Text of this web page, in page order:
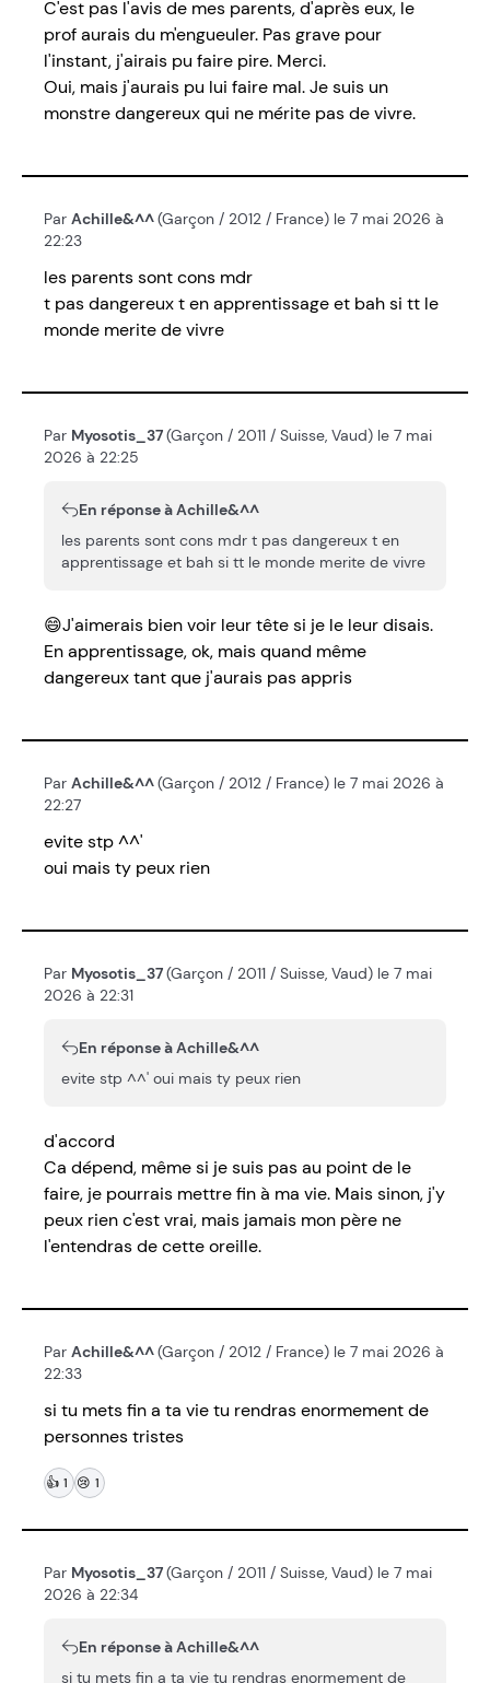
C'est pas l'avis de mes parents, d'après eux, le
prof aurais du m'engueuler. Pas grave pour
l'instant, j'airais pu faire pire. Merci.
Oui, mais j'aurais pu lui faire mal. Je suis un
monstre dangereux qui ne mérite pas de vivre.
Par Achille&^^(Garçon / 2012 / France) le 7 mai 2026 à
22:23
les parents sont cons mdr
t pas dangereux t en apprentissage et bah si tt le
monde merite de vivre
Par Myosotis_37(Garçon / 2011 / Suisse, Vaud) le 7 mai
2026 à 22:25
En réponse à Achille&^^
les parents sont cons mdr t pas dangereux t en
apprentissage et bah si tt le monde merite de vivre
😄J'aimerais bien voir leur tête si je le leur disais.
En apprentissage, ok, mais quand même
dangereux tant que j'aurais pas appris
Par Achille&^^(Garçon / 2012 / France) le 7 mai 2026 à
22:27
evite stp ^^'
oui mais ty peux rien
Par Myosotis_37(Garçon / 2011 / Suisse, Vaud) le 7 mai
2026 à 22:31
En réponse à Achille&^^
evite stp ^^' oui mais ty peux rien
d'accord
Ca dépend, même si je suis pas au point de le
faire, je pourrais mettre fin à ma vie. Mais sinon, j'y
peux rien c'est vrai, mais jamais mon père ne
l'entendras de cette oreille.
Par Achille&^^(Garçon / 2012 / France) le 7 mai 2026 à
22:33
si tu mets fin a ta vie tu rendras enormement de
personnes tristes
👍 1 😢 1
Par Myosotis_37(Garçon / 2011 / Suisse, Vaud) le 7 mai
2026 à 22:34
En réponse à Achille&^^
si tu mets fin a ta vie tu rendras enormement de